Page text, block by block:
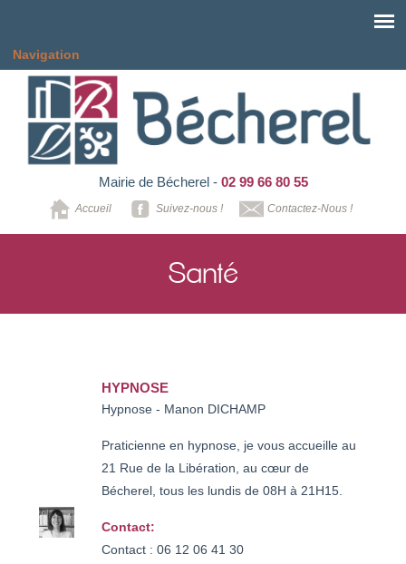
Navigation
Mairie de Bécherel - 02 99 66 80 55
Accueil Suivez-nous ! Contactez-Nous !
Santé
HYPNOSE
Hypnose - Manon DICHAMP
Praticienne en hypnose, je vous accueille au
21 Rue de la Libération, au cœur de
Bécherel, tous les lundis de 08H à 21H15.
Contact:
Contact : 06 12 06 41 30